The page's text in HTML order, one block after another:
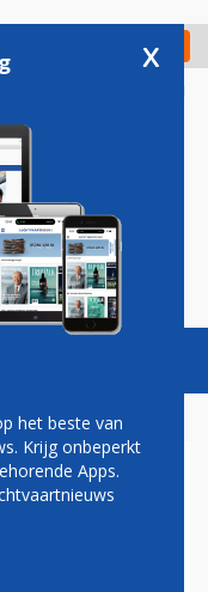
Check in
Vacatures
x
het beste van
Krijg onbeperkt
Apps.